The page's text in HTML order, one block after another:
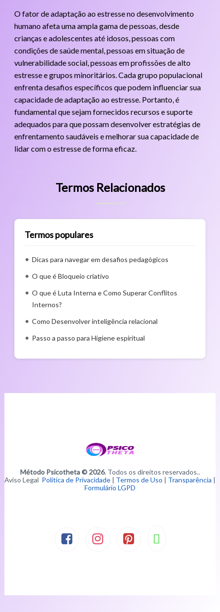
O fator de adaptação ao estresse no desenvolvimento
humano afeta uma ampla gama de pessoas, desde
crianças e adolescentes até idosos, pessoas com
condições de saúde mental, pessoas em situação de
vulnerabilidade social, pessoas em profissões de alto
estresse e grupos minoritários. Cada grupo populacional
enfrenta desafios específicos que podem influenciar sua
capacidade de adaptação ao estresse. Portanto, é
fundamental que sejam fornecidos recursos e suporte
adequados para que possam desenvolver estratégias de
enfrentamento saudáveis e melhorar sua capacidade de
lidar com o estresse de forma eficaz.
Termos Relacionados
Termos populares
Dicas para navegar em desafios pedagógicos
O que é Bloqueio criativo
O que é Luta Interna e Como Superar Conflitos
Internos?
Como Desenvolver inteligência relacional
Passo a passo para Higiene espiritual
Método Psicotheta © 2026. Todos os direitos reservados..
Aviso Legal Política de Privacidade | Termos de Uso | Transparência |
Formulário LGPD